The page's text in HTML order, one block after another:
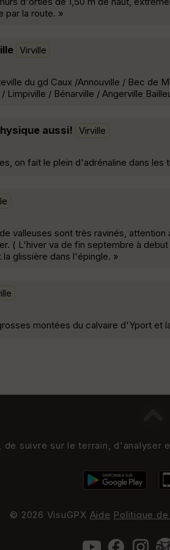
par la route. »
Virville
du gd Caux /Annouville / Bec de
Limpiville / Bénarville / Angerville
aussi! Virville
on fait le plein d'adrénaline dans les
valleuses sont très ravinés,
( L'hiver va de fin septembre à
glissière dans l'épingle. »
montées du calvaire d'Yport et
de suivre sur le terrain,
© 2026 VisuGPX Aide Politique